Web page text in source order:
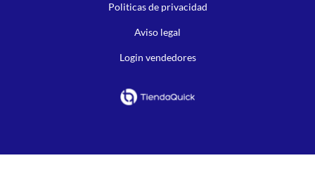
Politicas de privacidad
Aviso legal
Login vendedores